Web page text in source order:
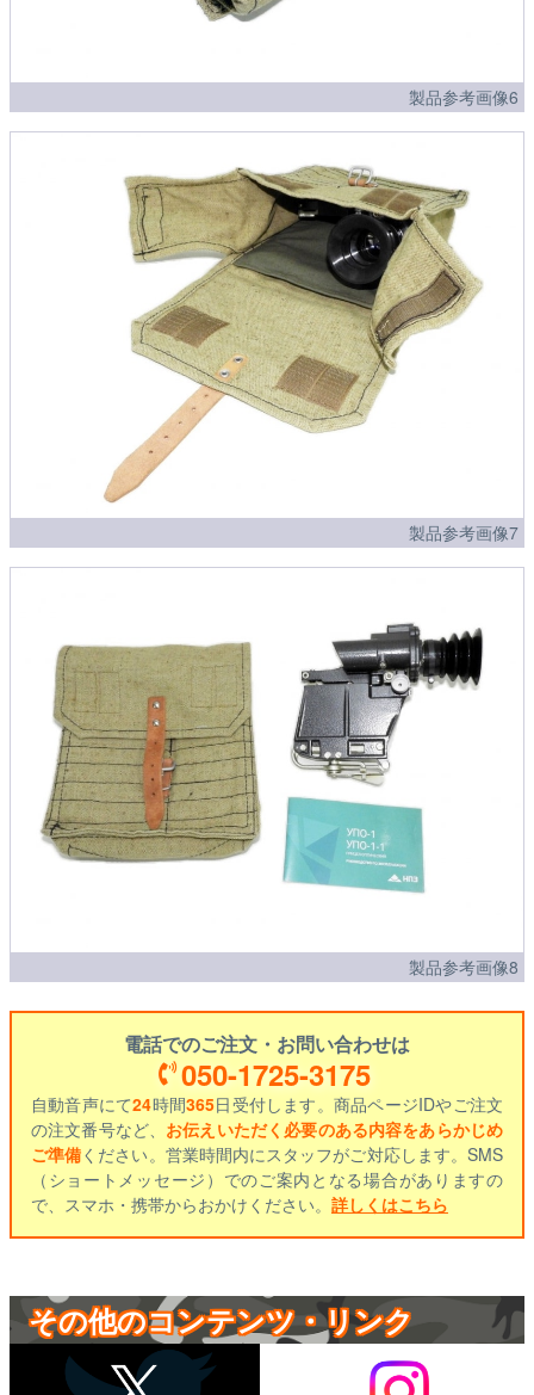
製品参考画像6
製品参考画像7
製品参考画像8
電話でのご注文・お問い合わせは
050-1725-3175
自動音声にて24時間365日受付します。商品ページIDやご注文
の注文番号など、 お伝えいただく必要のある内容をあらかじめ
ご準備ください。営業時間内にスタッフがご対応します。SMS
（ショートメッセージ）でのご案内となる場合がありますの
で、スマホ・携帯からおかけください。 詳しくはこちら
その他のコンテンツ・リンク